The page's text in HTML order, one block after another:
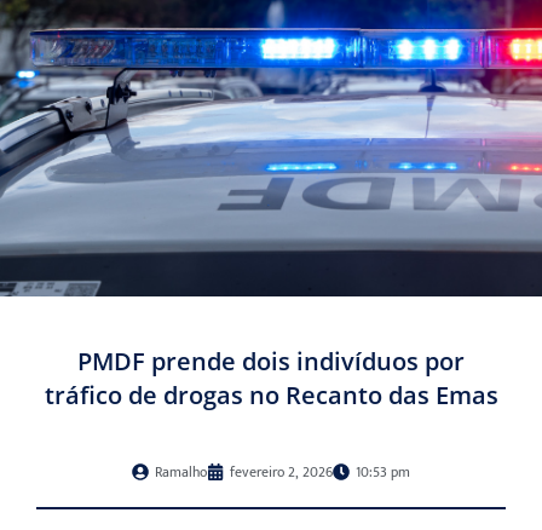
PMDF prende dois indivíduos por
tráfico de drogas no Recanto das Emas
Ramalho fevereiro 2, 2026 10:53 pm